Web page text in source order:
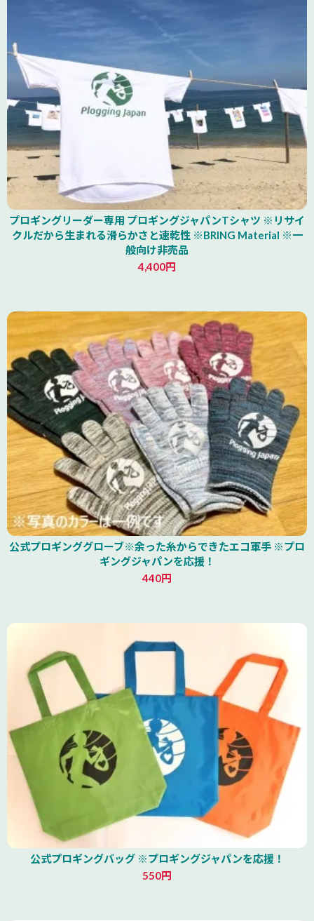
プロギングリーダー専用 プロギングジャパンTシャツ ※リサイ
クルだから生まれる滑らかさと速乾性 ※BRING Material ※一
般向け非売品
4,400円
公式プロギンググローブ※余った糸からできたエコ軍手 ※プロ
ギングジャパンを応援！
440円
公式プロギングバッグ ※プロギングジャパンを応援！
550円